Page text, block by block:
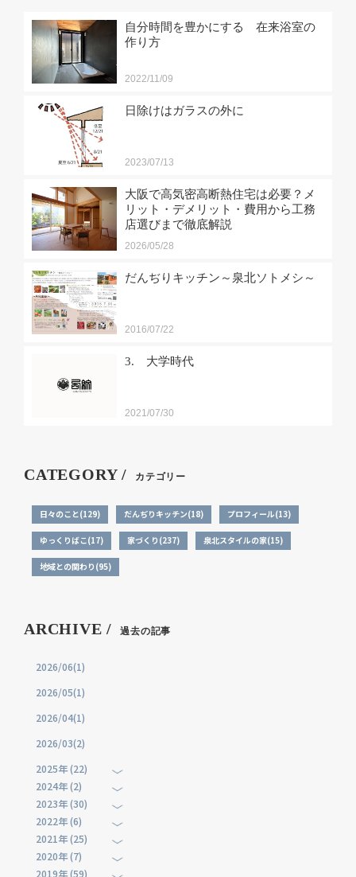
自分時間を豊かにする 在来浴室の
作り方
2022/11/09
日除けはガラスの外に
2023/07/13
大阪で高気密高断熱住宅は必要？メ
リット・デメリット・費用から工務
店選びまで徹底解説
2026/05/28
だんぢりキッチン～泉北ソトメシ～
2016/07/22
3. 大学時代
2021/07/30
CATEGORY / カテゴリー
日々のこと(129) だんぢりキッチン(18) プロフィール(13)
ゆっくりばこ(17) 家づくり(237) 泉北スタイルの家(15)
地域との関わり(95)
ARCHIVE / 過去の記事
2026/06(1)
2026/05(1)
2026/04(1)
2026/03(2)
2025年 (22)
2024年 (2)
2023年 (30)
2022年 (6)
2021年 (25)
2020年 (7)
2019年 (59)